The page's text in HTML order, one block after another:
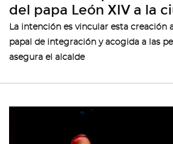
del papa León XIV a la
La intención es vincular esta creación
papal de integración y acogida a las
asegura el alcalde